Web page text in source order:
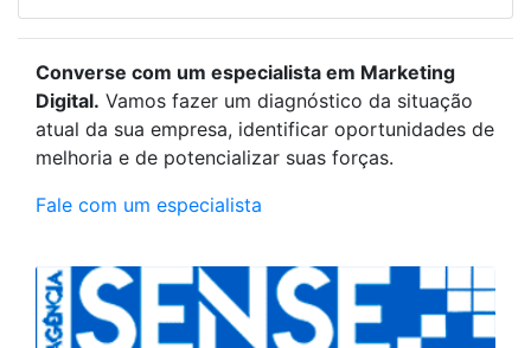
Converse com um especialista em Marketing
Digital. Vamos fazer um diagnóstico da situação
atual da sua empresa, identificar oportunidades de
melhoria e de potencializar suas forças.
Fale com um especialista